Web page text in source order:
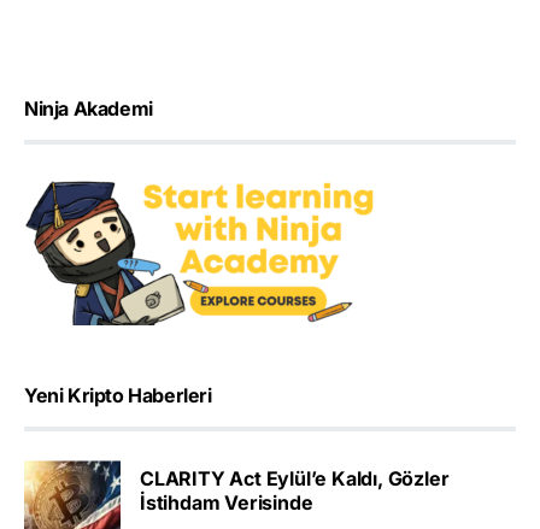
Ninja Akademi
Yeni Kripto Haberleri
CLARITY Act Eylül’e Kaldı, Gözler
İstihdam Verisinde